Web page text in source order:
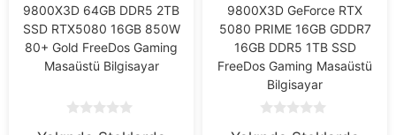
9800X3D 64GB DDR5 2TB
SSD RTX5080 16GB 850W
80+ Gold FreeDos Gaming
Masaüstü Bilgisayar
9800X3D GeForce RTX
5080 PRIME 16GB GDDR7
16GB DDR5 1TB SSD
FreeDos Gaming Masaüstü
Bilgisayar